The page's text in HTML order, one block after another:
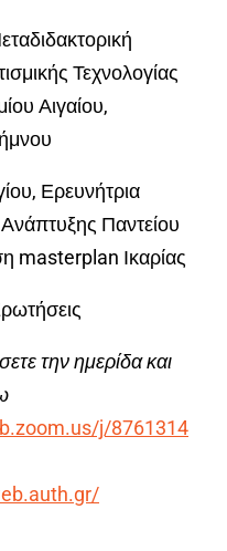
Τεχνολογίας
Αιγαίου,
Ερευνήτρια
Ανάπτυξης Παντείου
masterplan Ικαρίας
την ημερίδα και
j/8761314